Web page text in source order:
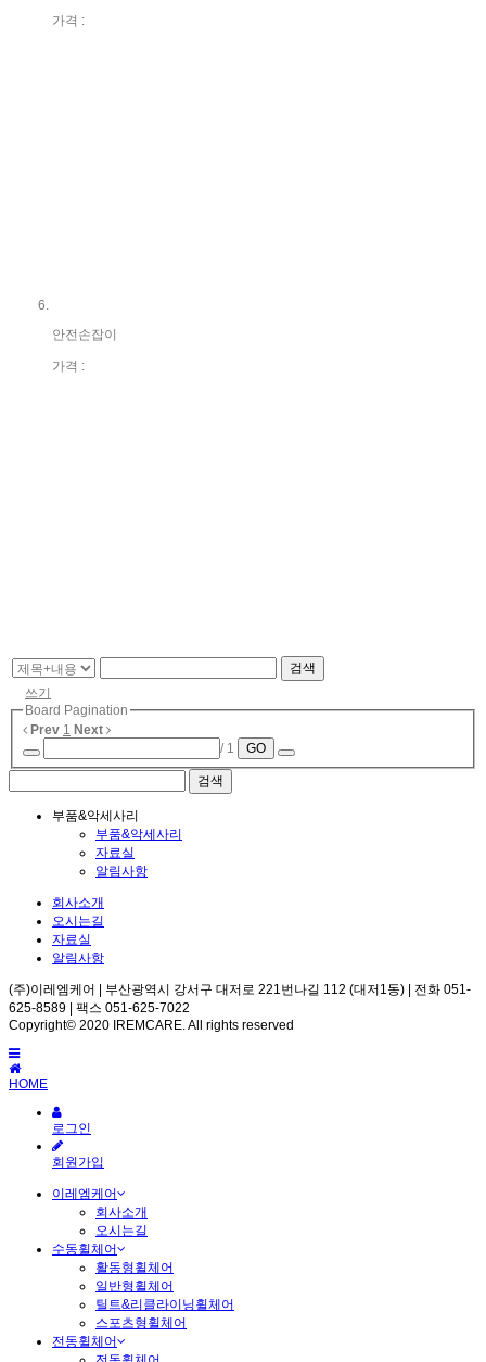
가격 :
안전손잡이
가격 :
검색
쓰기
Board Pagination
Prev 1 Next
/ 1
GO
부품&악세사리
부품&악세사리
자료실
알림사항
회사소개
오시는길
자료실
알림사항
(주)이레엠케어 | 부산광역시 강서구 대저로 221번나길 112 (대저1동) | 전화 051-
625-8589 | 팩스 051-625-7022
Copyright© 2020 IREMCARE. All rights reserved
HOME
로그인
회원가입
이레엠케어
회사소개
오시는길
수동휠체어
활동형휠체어
일반형휠체어
틸트&리클라이닝휠체어
스포츠형휠체어
전동휠체어